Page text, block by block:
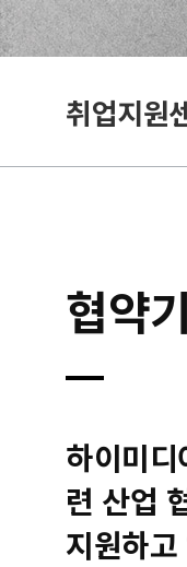
취업지원
협약
하이미
련 산업
지원하